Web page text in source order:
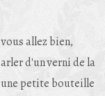
allez bien,
d'un verni de la
une petite bouteille